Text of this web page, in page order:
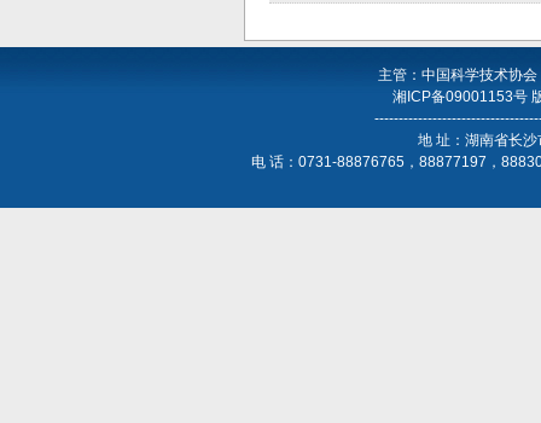
主管：中国科学技术协
湘ICP备09001153号
地 址：湖南省长
电 话：0731-88876765，88877197，